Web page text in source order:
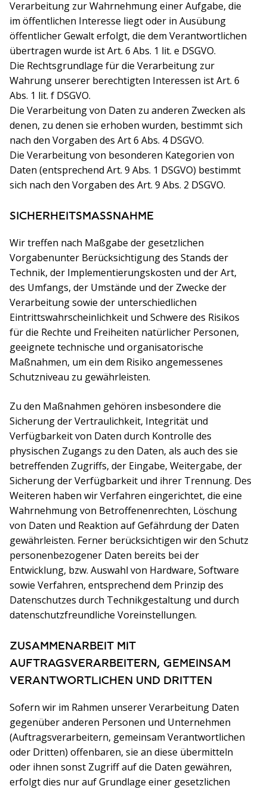
Verarbeitung zur Wahrnehmung einer Aufgabe, die
im öffentlichen Interesse liegt oder in Ausübung
öffentlicher Gewalt erfolgt, die dem Verantwortlichen
übertragen wurde ist Art. 6 Abs. 1 lit. e DSGVO.
Die Rechtsgrundlage für die Verarbeitung zur
Wahrung unserer berechtigten Interessen ist Art. 6
Abs. 1 lit. f DSGVO.
Die Verarbeitung von Daten zu anderen Zwecken als
denen, zu denen sie erhoben wurden, bestimmt sich
nach den Vorgaben des Art 6 Abs. 4 DSGVO.
Die Verarbeitung von besonderen Kategorien von
Daten (entsprechend Art. 9 Abs. 1 DSGVO) bestimmt
sich nach den Vorgaben des Art. 9 Abs. 2 DSGVO.
SICHERHEITSMASSNAHME
Wir treffen nach Maßgabe der gesetzlichen
Vorgabenunter Berücksichtigung des Stands der
Technik, der Implementierungskosten und der Art,
des Umfangs, der Umstände und der Zwecke der
Verarbeitung sowie der unterschiedlichen
Eintrittswahrscheinlichkeit und Schwere des Risikos
für die Rechte und Freiheiten natürlicher Personen,
geeignete technische und organisatorische
Maßnahmen, um ein dem Risiko angemessenes
Schutzniveau zu gewährleisten.
Zu den Maßnahmen gehören insbesondere die
Sicherung der Vertraulichkeit, Integrität und
Verfügbarkeit von Daten durch Kontrolle des
physischen Zugangs zu den Daten, als auch des sie
betreffenden Zugriffs, der Eingabe, Weitergabe, der
Sicherung der Verfügbarkeit und ihrer Trennung. Des
Weiteren haben wir Verfahren eingerichtet, die eine
Wahrnehmung von Betroffenenrechten, Löschung
von Daten und Reaktion auf Gefährdung der Daten
gewährleisten. Ferner berücksichtigen wir den Schutz
personenbezogener Daten bereits bei der
Entwicklung, bzw. Auswahl von Hardware, Software
sowie Verfahren, entsprechend dem Prinzip des
Datenschutzes durch Technikgestaltung und durch
datenschutzfreundliche Voreinstellungen.
ZUSAMMENARBEIT MIT
AUFTRAGSVERARBEITERN, GEMEINSAM
VERANTWORTLICHEN UND DRITTEN
Sofern wir im Rahmen unserer Verarbeitung Daten
gegenüber anderen Personen und Unternehmen
(Auftragsverarbeitern, gemeinsam Verantwortlichen
oder Dritten) offenbaren, sie an diese übermitteln
oder ihnen sonst Zugriff auf die Daten gewähren,
erfolgt dies nur auf Grundlage einer gesetzlichen